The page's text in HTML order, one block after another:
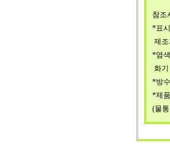
참조
*표
제
*염
화
*방
*제
(물